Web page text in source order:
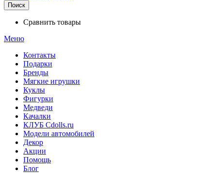
Поиск
Сравнить товары
Меню
Контакты
Подарки
Бренды
Мягкие игрушки
Куклы
Фигурки
Медведи
Качалки
КЛУБ Cdolls.ru
Модели автомобилей
Декор
Акции
Помощь
Блог